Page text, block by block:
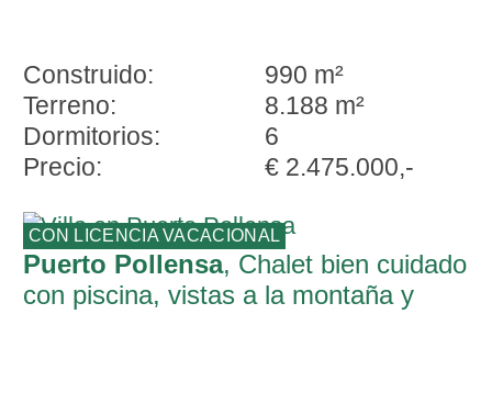
Construido:
990 m²
Terreno:
8.188 m²
Dormitorios:
6
Precio:
€ 2.475.000,-
CON LICENCIA VACACIONAL
Puerto Pollensa, Chalet bien cuidado
con piscina, vistas a la montaña y